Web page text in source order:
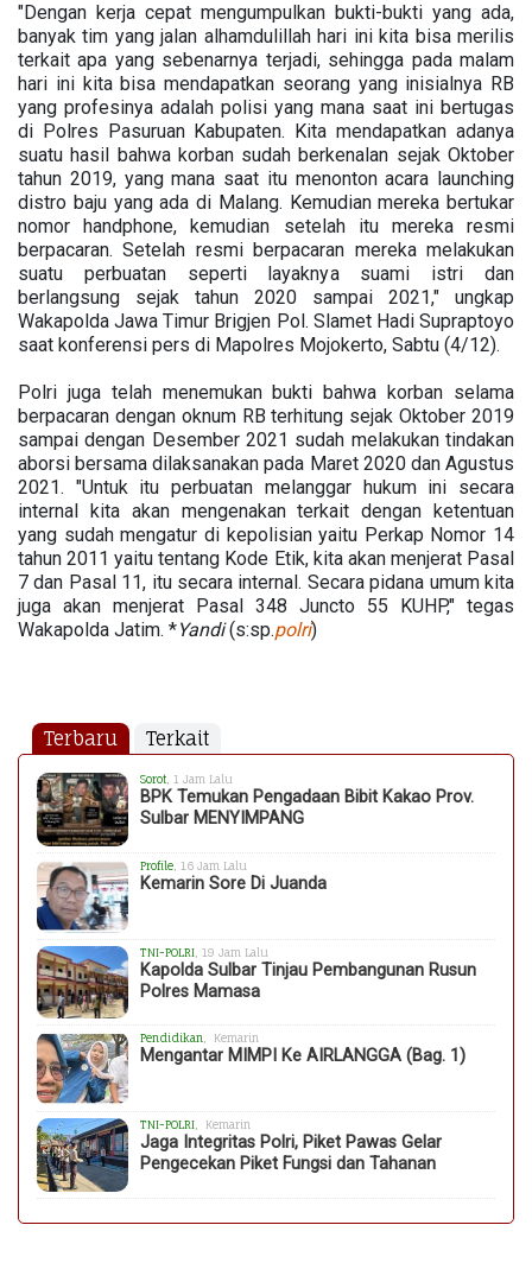
"Dengan kerja cepat mengumpulkan bukti-bukti yang ada,
banyak tim yang jalan alhamdulillah hari ini kita bisa merilis
terkait apa yang sebenarnya terjadi, sehingga pada malam
hari ini kita bisa mendapatkan seorang yang inisialnya RB
yang profesinya adalah polisi yang mana saat ini bertugas
di Polres Pasuruan Kabupaten. Kita mendapatkan adanya
suatu hasil bahwa korban sudah berkenalan sejak Oktober
tahun 2019, yang mana saat itu menonton acara launching
distro baju yang ada di Malang. Kemudian mereka bertukar
nomor handphone, kemudian setelah itu mereka resmi
berpacaran. Setelah resmi berpacaran mereka melakukan
suatu perbuatan seperti layaknya suami istri dan
berlangsung sejak tahun 2020 sampai 2021," ungkap
Wakapolda Jawa Timur Brigjen Pol. Slamet Hadi Supraptoyo
saat konferensi pers di Mapolres Mojokerto, Sabtu (4/12).
Polri juga telah menemukan bukti bahwa korban selama
berpacaran dengan oknum RB terhitung sejak Oktober 2019
sampai dengan Desember 2021 sudah melakukan tindakan
aborsi bersama dilaksanakan pada Maret 2020 dan Agustus
2021. "Untuk itu perbuatan melanggar hukum ini secara
internal kita akan mengenakan terkait dengan ketentuan
yang sudah mengatur di kepolisian yaitu Perkap Nomor 14
tahun 2011 yaitu tentang Kode Etik, kita akan menjerat Pasal
7 dan Pasal 11, itu secara internal. Secara pidana umum kita
juga akan menjerat Pasal 348 Juncto 55 KUHP," tegas
Wakapolda Jatim. *Yandi(s:sp.polri)
Terbaru Terkait
Sorot, 1 Jam Lalu
BPK Temukan Pengadaan Bibit Kakao Prov.
Sulbar MENYIMPANG
Profile , 16 Jam Lalu
Kemarin Sore Di Juanda
TNI-POLRI , 19 Jam Lalu
Kapolda Sulbar Tinjau Pembangunan Rusun
Polres Mamasa
Pendidikan, Kemarin
Mengantar MIMPI Ke AIRLANGGA (Bag. 1)
TNI-POLRI, Kemarin
Jaga Integritas Polri, Piket Pawas Gelar
Pengecekan Piket Fungsi dan Tahanan